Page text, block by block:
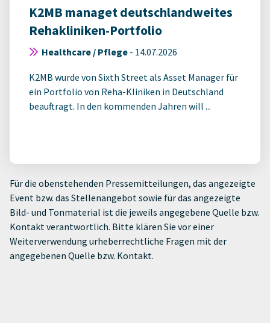
K2MB managet deutschlandweites
Rehakliniken-Portfolio
Healthcare / Pflege - 14.07.2026
K2MB wurde von Sixth Street als Asset Manager für
ein Portfolio von Reha-Kliniken in Deutschland
beauftragt. In den kommenden Jahren will ...
Für die obenstehenden Pressemitteilungen, das angezeigte
Event bzw. das Stellenangebot sowie für das angezeigte
Bild- und Tonmaterial ist die jeweils angegebene Quelle bzw.
Kontakt verantwortlich. Bitte klären Sie vor einer
Weiterverwendung urheberrechtliche Fragen mit der
angegebenen Quelle bzw. Kontakt.